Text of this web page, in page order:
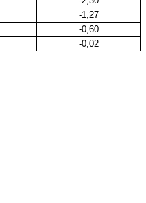
-1,27
-0,60
-0,02